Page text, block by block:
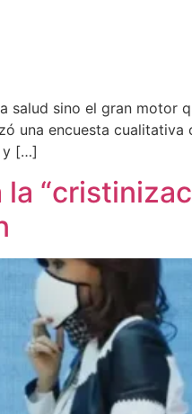
sino el gran motor
una encuesta
y […]